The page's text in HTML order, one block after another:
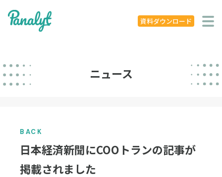
資料ダウンロード
システム特徴
ニュース
お役立ち記事
ニュース
BACK
日本経済新聞にCOOトランの記事が
掲載されました